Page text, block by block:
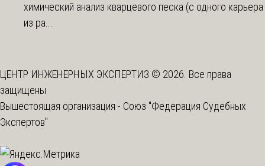
химический анализ кварцевого песка (с одного карьера
из ра...
ЦЕНТР ИНЖЕНЕРНЫХ ЭКСПЕРТИЗ © 2026. Все права
защищены
Вышестоящая организация - Союз "Федерация Судебных
Экспертов"